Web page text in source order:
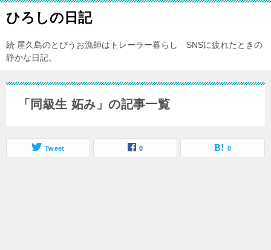
ひろしの日記
続 屋久島のとびうお漁師はトレーラー暮らし SNSに疲れたときの
静かな日記。
「同級生 妬み」の記事一覧
Tweet 0 0